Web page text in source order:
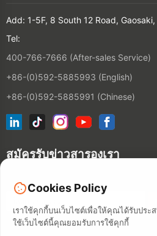
Add: 1-5F, 8 South 12 Road,
Tel:
400-766-7666 (After-sales Service)
+86-(0)592-5885993 (English)
+86-(0)592-5885991 (Chinese)
สมัครรับข่าวสารองเรา
Cookies Policy
เราใช้คุกกี้บนเว็บไซต์เพื่อให้คุณได้รับปร
ใช้เว็บไซต์นี้คุณยอมรับการใช้คุกกี้